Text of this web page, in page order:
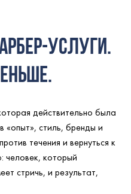
УСЛУГИ.
действительно была
стиль, бренды и
течения и вернуться к
человек, который
стричь, и результат,